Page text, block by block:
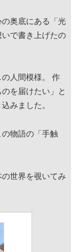
奥底にある「光
で書き上げたの
人間模様。 作
を届けたい」と
みました。
物語の「手触
世界を覗いてみ